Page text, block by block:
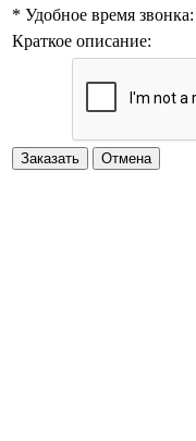
* Удобное время звонка:
Краткое описание: